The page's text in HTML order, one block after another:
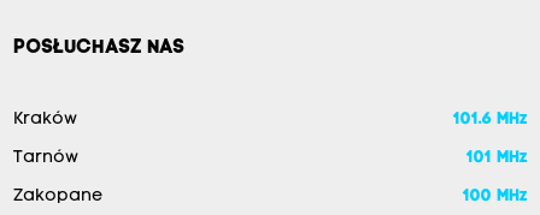
POSŁUCHASZ NAS
Kraków 101.6 MHz
Tarnów 101 MHz
Zakopane 100 MHz